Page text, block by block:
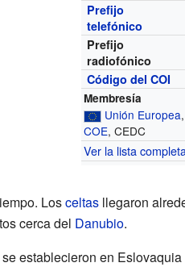
Prefijo
telefónico
Prefijo
radiofónico
Código del COI
Membresía
Unión Europea
COE, CEDC
Ver la lista
Losceltasllegaron
cerca del Danubio.
establecieron en Eslovaquia